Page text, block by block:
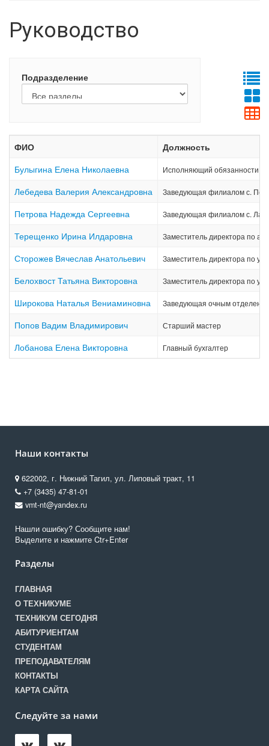
Руководство
Подразделение
ФИО
Должность
Булыгина Елена Николаевна
Исполняющий обязанности
Лебедева Валерия Александровна Заведующая филиалом с.
Петрова Надежда Сергеевна Заведующая филиалом с. Лая
Терещенко Ирина Илдаровна Заместитель директора по
Сторожев Вячеслав Анатольевич Заместитель директора по
Белохвост Татьяна Викторовна Заместитель директора по
Широкова Наталья Вениаминовна Заведующая очным
Попов Вадим Владимирович Старший мастер
Лобанова Елена Викторовна Главный бухгалтер
Наши контакты
622002, г. Нижний Тагил, ул. Липовый тракт, 11
+7 (3435) 47-81-01
vmt-nt@yandex.ru
Нашли ошибку? Сообщите нам!
Выделите и нажмите Ctr+Enter
Разделы
ГЛАВНАЯ
О ТЕХНИКУМЕ
ТЕХНИКУМ СЕГОДНЯ
АБИТУРИЕНТАМ
СТУДЕНТАМ
ПРЕПОДАВАТЕЛЯМ
КОНТАКТЫ
КАРТА САЙТА
Следуйте за нами